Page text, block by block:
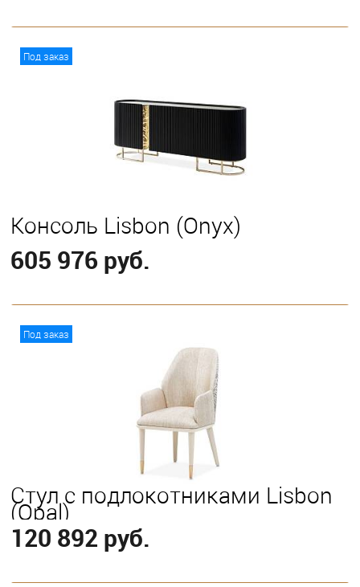
Под заказ
Консоль Lisbon (Onyx)
605 976 руб.
Под заказ
Стул с подлокотниками Lisbon
(Opal)
120 892 руб.